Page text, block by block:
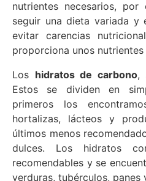
nutrientes necesarios,
seguir una dieta variada
evitar carencias
proporciona unos
Los hidratos de carbono,
Estos se dividen en
primeros los
hortalizas, lácteos y
últimos menos
dulces. Los hidratos
recomendables y se
verduras, tubérculos, panes